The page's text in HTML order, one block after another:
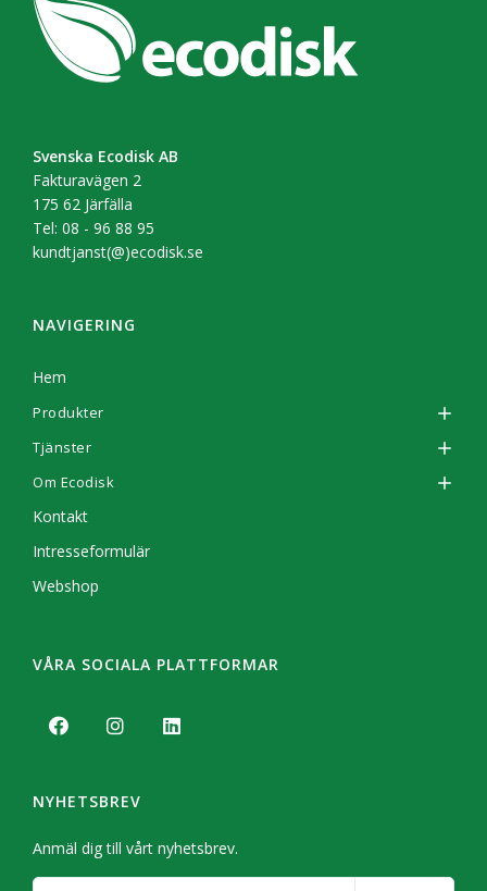
Svenska Ecodisk AB
Fakturavägen 2
175 62 Järfälla
Tel: 08 - 96 88 95
kundtjanst(@)ecodisk.se
NAVIGERING
Hem
Produkter
Tjänster
Om Ecodisk
Kontakt
Intresseformulär
Webshop
VÅRA SOCIALA PLATTFORMAR
NYHETSBREV
Anmäl dig till vårt nyhetsbrev.